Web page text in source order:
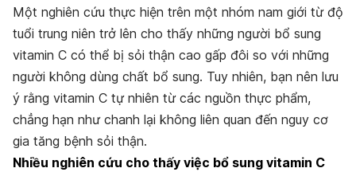
Một nghiên cứu thực hiện trên một nhóm nam giới từ độ
tuổi trung niên trở lên cho thấy những người bổ sung
vitamin C có thể bị sỏi thận cao gấp đôi so với những
người không dùng chất bổ sung. Tuy nhiên, bạn nên lưu
ý rằng vitamin C tự nhiên từ các nguồn thực phẩm,
chẳng hạn như chanh lại không liên quan đến nguy cơ
gia tăng bệnh sỏi thận.
Nhiều nghiên cứu cho thấy việc bổ sung vitamin C